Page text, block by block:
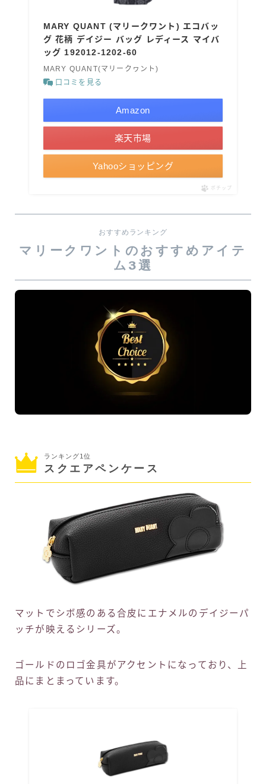
MARY QUANT (マリークワント) エコバッ
グ 花柄 デイジー バッグ レディース マイバ
ッグ 192012-1202-60
MARY QUANT(マリークヮント)
口コミを見る
Amazon
楽天市場
Yahooショッピング
ポチップ
おすすめランキング
マリークワントのおすすめアイテ
ム3選
ランキング1位
スクエアペンケース
マットでシボ感のある合皮にエナメルのデイジーパ
ッチが映えるシリーズ。
ゴールドのロゴ金具がアクセントになっており、上
品にまとまっています。